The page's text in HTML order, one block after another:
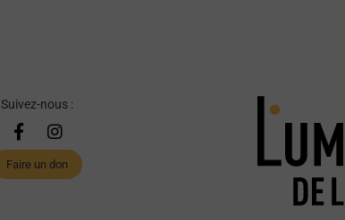
Suivez-nous :
Faire un don